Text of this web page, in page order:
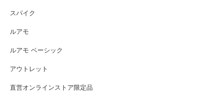
スパイク
ルアモ
ルアモ ベーシック
アウトレット
直営オンラインストア限定品